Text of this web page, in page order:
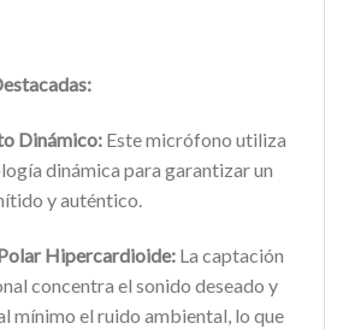
Dinámico: Este micrófono utiliza
dinámica para garantizar un
y auténtico.
Hipercardioide: La captación
concentra el sonido deseado y
mínimo el ruido ambiental, lo que